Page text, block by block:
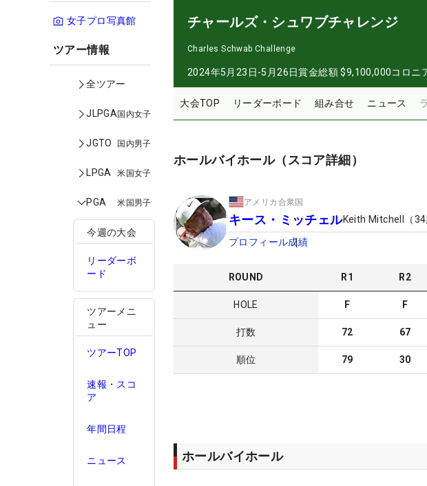
女子プロ写真館
ツアー情報
全ツアー
JLPGA国内女子
JGTO 国内男子
LPGA 米国女子
PGA 米国男子
今週の大会
リーダーボ
ード
ツアーメニ
ュー
ツアーTOP
速報・スコ
ア
年間日程
ニュース
チャールズ・シュワブチャレンジ
Charles Schwab Challenge
2024年5月23日-5月26日賞金総額 $9,100,000コロニ
大会TOP リーダーボード 組み合せ ニュース
ホールバイホール（スコア詳細）
アメリカ合衆国
キース・ミッチェルKeith Mitchell （34
プロフィール成績
ROUND R1 R2
HOLE F F
打数 72 67
順位 79 30
ホールバイホール